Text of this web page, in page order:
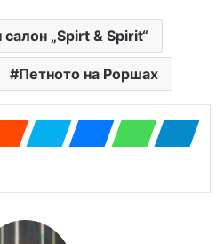
„Spirt & Spirit“
Петното на Роршах